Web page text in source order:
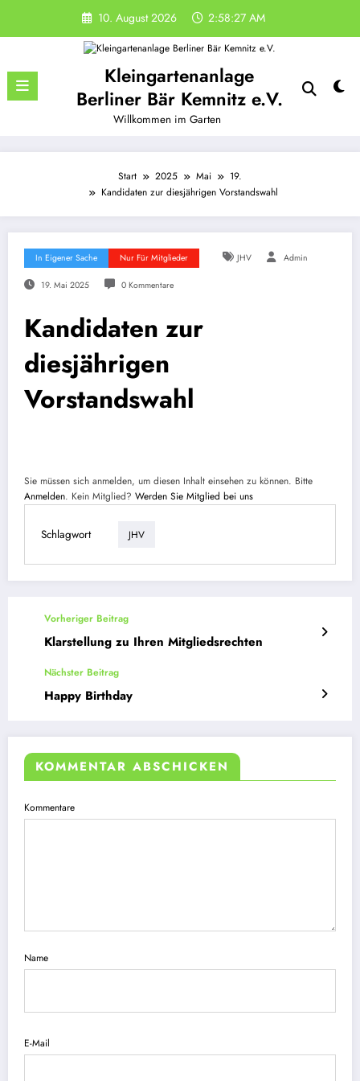
springen
10. August 2026 2:58:27 AM
Kleingartenanlage
Berliner Bär Kemnitz e.V.
Willkommen im Garten
Start 2025 Mai
19.
Kandidaten zur diesjährigen Vorstandswahl
In Eigener Sache Nur Für Mitglieder JHV Admin
19. Mai 2025 0 Kommentare
Kandidaten zur
diesjährigen
Vorstandswahl
Sie müssen sich anmelden, um diesen Inhalt einsehen zu können. Bitte
Anmelden. Kein Mitglied? Werden Sie Mitglied bei uns
Schlagwort JHV
Vorheriger Beitrag
Klarstellung zu Ihren Mitgliedsrechten
Nächster Beitrag
Happy Birthday
KOMMENTAR ABSCHICKEN
Kommentare
Name
E-Mail